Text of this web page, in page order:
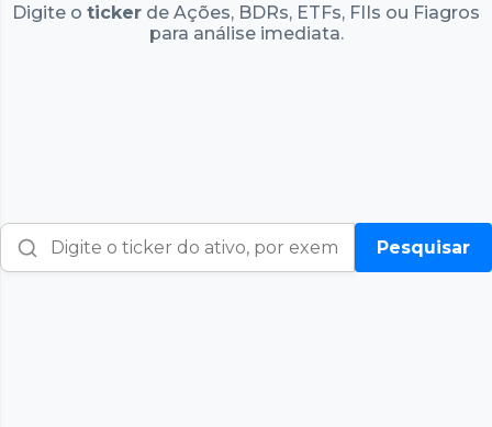
Digite o ticker de Ações, BDRs, ETFs, FIIs ou Fiagros
para análise imediata.
Pesquise
um
Pesquisar